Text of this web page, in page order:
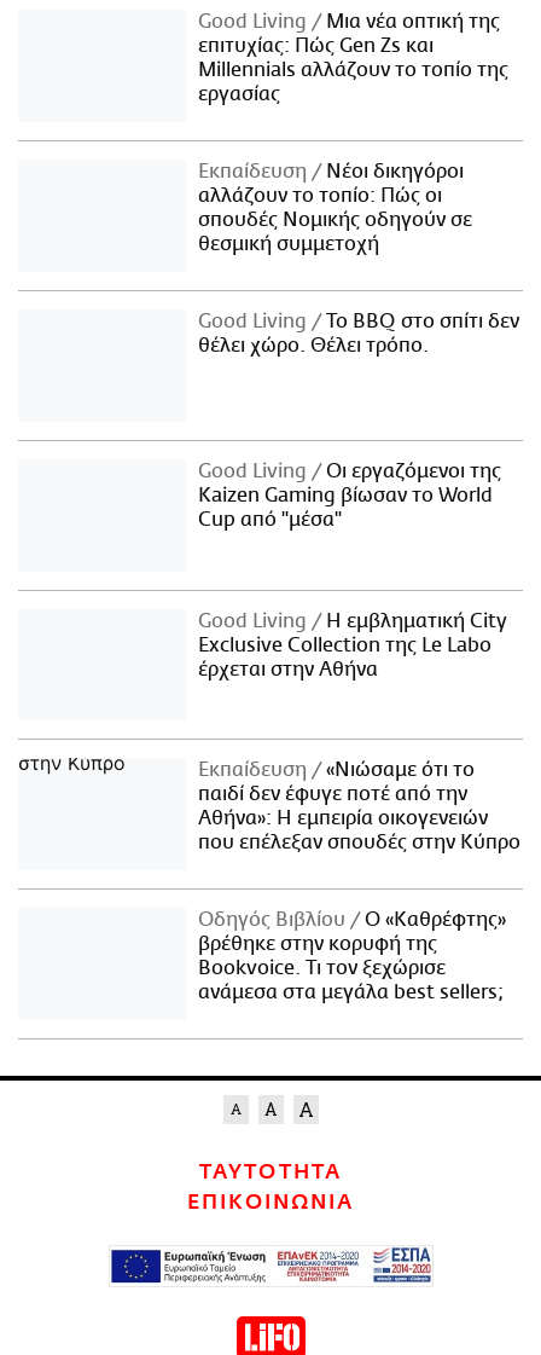
Good Living
Μια νέα οπτική της
επιτυχίας: Πώς Gen Zs και
Millennials αλλάζουν το τοπίο της
εργασίας
Εκπαίδευση
Νέοι δικηγόροι
αλλάζουν το τοπίο: Πώς οι
σπουδές Νομικής οδηγούν σε
θεσμική συμμετοχή
Good Living
Το BBQ στο σπίτι δεν
θέλει χώρο. Θέλει τρόπο.
Good Living
Οι εργαζόμενοι της
Kaizen Gaming βίωσαν το World
Cup από "μέσα"
Good Living
Η εμβληματική City
Exclusive Collection της Le Labo
έρχεται στην Αθήνα
Εκπαίδευση
«Νιώσαμε ότι το
παιδί δεν έφυγε ποτέ από την
Αθήνα»: Η εμπειρία οικογενειών
που επέλεξαν σπουδές στην Κύπρο
Οδηγός Βιβλίου
Ο «Καθρέφτης»
βρέθηκε στην κορυφή της
Bookvoice. Τι τον ξεχώρισε
ανάμεσα στα μεγάλα best sellers;
ΤΑΥΤΟΤΗΤΑ
ΕΠΙΚΟΙΝΩΝΙΑ